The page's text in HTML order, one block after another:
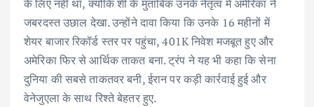
के लिए नहीं था, क्योंकि शी के मुताबिक उनके नेतृत्व में अमेरिका ने
जबरदस्त उछाल देखा. उन्होंने दावा किया कि उनके 16 महीनों में
शेयर बाजार रिकॉर्ड स्तर पर पहुंचा, 401K निवेश मजबूत हुए और
अमेरिका फिर से आर्थिक ताकत बना. ट्रंप ने यह भी कहा कि सेना
दुनिया की सबसे ताकतवर बनी, ईरान पर कड़ी कार्रवाई हुई और
वेनेजुएला के साथ रिश्ते बेहतर हुए.